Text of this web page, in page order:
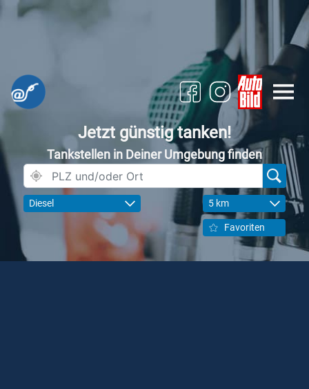
Jetzt günstig tanken!
Tankstellen in Deiner Umgebung finden
Diesel 5 km
Favoriten